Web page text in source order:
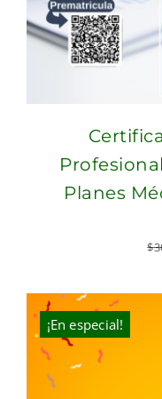
Planes
$
¡En especial!